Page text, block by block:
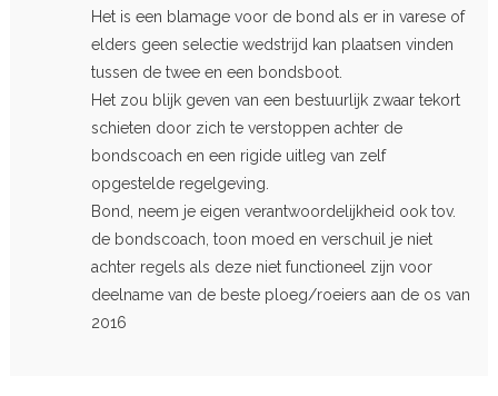
Het is een blamage voor de bond als er in varese of
elders geen selectie wedstrijd kan plaatsen vinden
tussen de twee en een bondsboot.
Het zou blijk geven van een bestuurlijk zwaar tekort
schieten door zich te verstoppen achter de
bondscoach en een rigide uitleg van zelf
opgestelde regelgeving.
Bond, neem je eigen verantwoordelijkheid ook tov.
de bondscoach, toon moed en verschuil je niet
achter regels als deze niet functioneel zijn voor
deelname van de beste ploeg/roeiers aan de os van
2016